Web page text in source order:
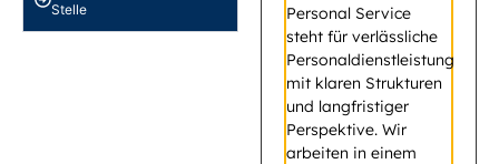
Stelle
Personal Service
steht für verlässliche
Personaldienstleistung
mit klaren Strukturen
und langfristiger
Perspektive. Wir
arbeiten in einem